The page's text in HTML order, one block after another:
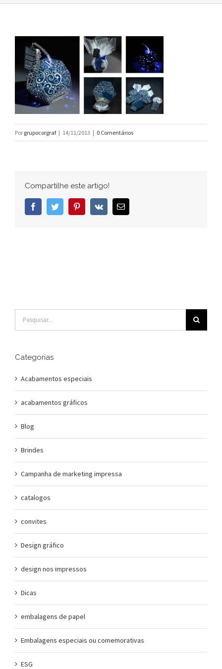
Por grupocorgraf | 14/11/2013 | 0 Comentários
Compartilhe este artigo!
FacebookTwitter PinterestVk
E-
mail
resultados
Categorias
Acabamentos especiais
acabamentos gráficos
Blog
Brindes
Campanha de marketing impressa
catalogos
convites
Design gráfico
design nos impressos
Dicas
embalagens de papel
Embalagens especiais ou comemorativas
ESG